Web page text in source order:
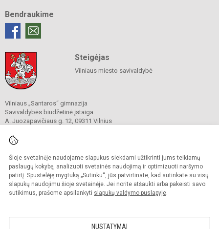
Šioje svetainėje naudojame slapukus siekdami užtikrinti jums teikiamų
paslaugų kokybę, analizuoti svetainės naudojimą ir optimizuoti naršymo
patirtį. Spustelėję mygtuką „Sutinku“, jūs patvirtinate, kad sutinkate su visų
slapukų naudojimu šioje svetainėje. Jei norite atšaukti arba pakeisti savo
sutikimus, prašome apsilankyti slapukų valdymo puslapyje.
NUSTATYMAI
Bendraukime
Steigėjas
Vilniaus miesto savivaldybė
Vilniaus „Santaros“ gimnazija
Savivaldybės biudžetinė įstaiga
A. Juozapavičiaus g. 12, 09311 Vilnius
El. p.
Duomenys kaupiami ir saugomi
Juridinių asmenų registre
Įmonės kodas 304089960
Kopijuoti turinį be raštiško gimnazijos sutikimo griežtai draudžiama.